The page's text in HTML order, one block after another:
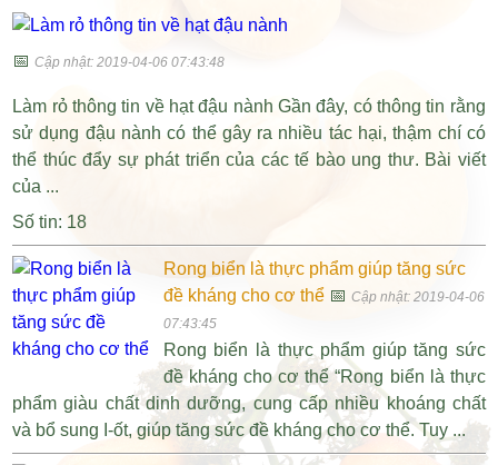
📅Cập nhật: 2019-04-06 07:43:48
Làm rỏ thông tin về hạt đậu nành Gần đây, có thông tin rằng
sử dụng đậu nành có thể gây ra nhiều tác hại, thậm chí có
thể thúc đẩy sự phát triển của các tế bào ung thư. Bài viết
của ...
Số tin: 18
Rong biển là thực phẩm giúp tăng sức
đề kháng cho cơ thể📅 Cập nhật: 2019-04-06
07:43:45
Rong biển là thực phẩm giúp tăng sức
đề kháng cho cơ thể “Rong biển là thực
phẩm giàu chất dinh dưỡng, cung cấp nhiều khoáng chất
và bổ sung I-ốt, giúp tăng sức đề kháng cho cơ thể. Tuy ...